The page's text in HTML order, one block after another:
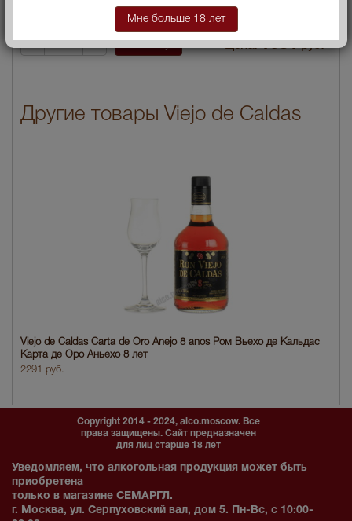
Только самовывоз
Цена:1681руб.
Другие товары Viejo de Caldas
Viejo de Caldas Carta de Oro Anejo 8 anos Ром Вьехо де Кальдас
Карта де Оро Аньехо 8 лет
2291 руб.
Copyright 2014 - 2024, alco.moscow. Все
права защищены. Сайт предназначен
для лиц старше 18 лет
Уведомляем, что алкогольная продукция может быть
приобретена
только в магазине СЕМАРГЛ.
г. Москва, ул. Серпуховский вал, дом 5. Пн-Вс, с 10:00-
Мне больше 18 лет